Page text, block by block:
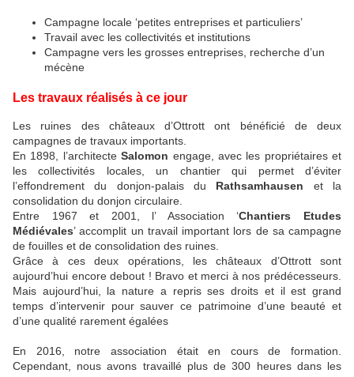
Campagne locale ‘petites entreprises et particuliers’
Travail avec les collectivités et institutions
Campagne vers les grosses entreprises, recherche d’un
mécène
Les travaux réalisés à ce jour
Les ruines des châteaux d’Ottrott ont bénéficié de deux
campagnes de travaux importants.
En 1898, l’architecteSalomon engage, avec les propriétaires et
les collectivités locales, un chantier qui permet d’éviter
l’effondrement du donjon-palais du Rathsamhausen et la
consolidation du donjon circulaire.
Entre 1967 et 2001, l’ Association ‘Chantiers Etudes
Médiévales’ accomplit un travail important lors de sa campagne
de fouilles et de consolidation des ruines.
Grâce à ces deux opérations, les châteaux d’Ottrott sont
aujourd’hui encore debout ! Bravo et merci à nos prédécesseurs.
Mais aujourd’hui, la nature a repris ses droits et il est grand
temps d’intervenir pour sauver ce patrimoine d’une beauté et
d’une qualité rarement égalées
En 2016, notre association était en cours de formation.
Cependant, nous avons travaillé plus de 300 heures dans les